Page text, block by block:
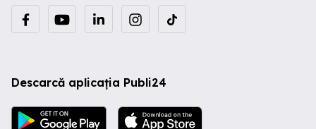
Descarcă aplicația Publi24